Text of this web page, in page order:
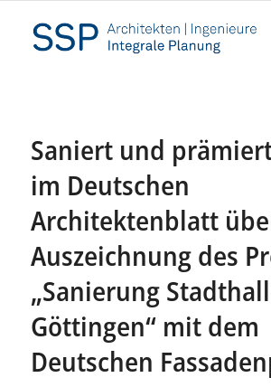
Saniert und
im Deutschen
Architektenblatt
Auszeichnung des
„Sanierung
Göttingen“ mit dem
Deutschen